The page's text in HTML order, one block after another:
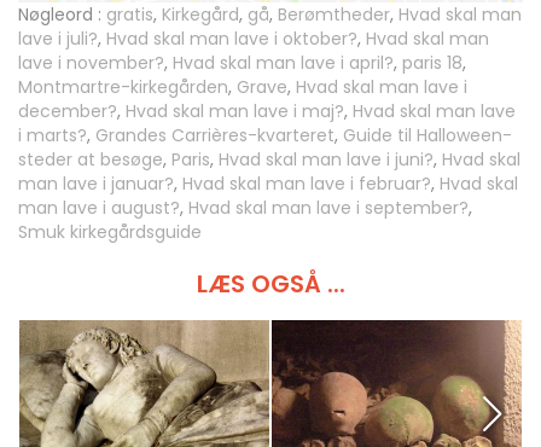
Nøgleord : gratis, Kirkegård, gå, Berømtheder, Hvad skal man
lave i juli?, Hvad skal man lave i oktober?, Hvad skal man
lave i november?, Hvad skal man lave i april?, paris 18,
Montmartre-kirkegården, Grave, Hvad skal man lave i
december?, Hvad skal man lave i maj?, Hvad skal man lave
i marts?, Grandes Carrières-kvarteret, Guide til Halloween-
steder at besøge, Paris, Hvad skal man lave i juni?, Hvad skal
man lave i januar?, Hvad skal man lave i februar?, Hvad skal
man lave i august?, Hvad skal man lave i september?,
Smuk kirkegårdsguide
LÆS OGSÅ ...